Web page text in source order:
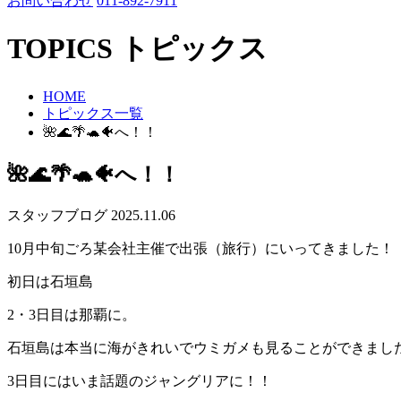
TOPICS トピックス
HOME
トピックス一覧
🌺🌊🌴🐢🐠へ！！
🌺🌊🌴🐢🐠へ！！
スタッフブログ 2025.11.06
10月中旬ごろ某会社主催で出張（旅行）にいってきました！
初日は石垣島
2・3日目は那覇に。
石垣島は本当に海がきれいでウミガメも見ることができまし
3日目にはいま話題のジャングリアに！！